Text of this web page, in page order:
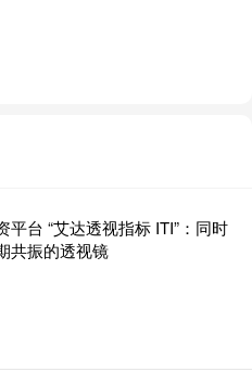
平台 “艾达透视指标 ITI”：同时
共振的透视镜